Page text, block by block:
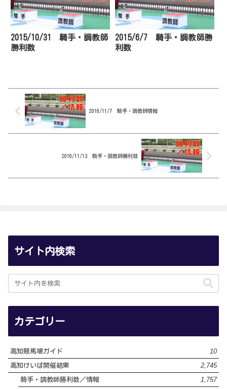
2015/10/31 騎手・調教師
勝利数
2015/6/7 騎手・調教師勝
利数
2016/11/7 騎手・調教師情報
2016/11/13 騎手・調教師勝利数
サイト内検索
カテゴリー
高知競馬場ガイド 10
高知けいば開催結果 2,745
騎手・調教師勝利数／情報 1,757